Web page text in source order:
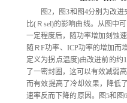
图2，图3和图4分别为改
比(Ｒsel)的影响曲线。从图中
一定程度后，随功率增加刻蚀
随ＲF功率、ICP功率的增加而
定义为拐点温度)由改进前的
了一密封圈，这可以有效减弱
而有效提高了冷却效果，降低
速率反而下降的原因。图5和